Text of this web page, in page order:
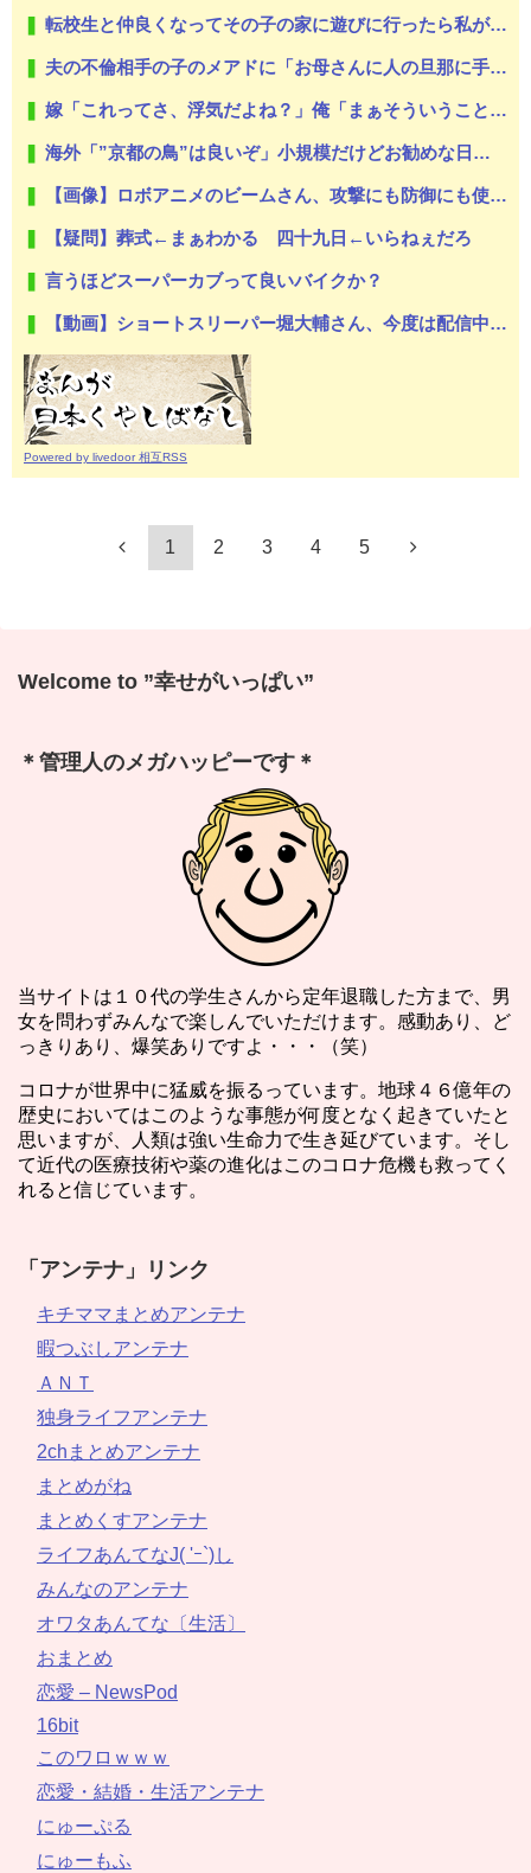
転校生と仲良くなってその子の家に遊びに行ったら私が小さい頃に撮った写真があった
夫の不倫相手の子のメアドに「お母さんに人の旦那に手出さないように注意してね？」と2人の合体ムービーを添付して送った・・・はずが、宛先を間違って取り返しのつかない事態に！
嫁「これってさ、浮気だよね？」俺「まぁそういうことになりますかね」
海外「”京都の鳥”は良いぞ」小規模だけどお勧めな日本の観光名所／お店に対する海外の反応
【画像】ロボアニメのビームさん、攻撃にも防御にも使えて万能過ぎる
【疑問】葬式←まぁわかる 四十九日←いらねぇだろ
言うほどスーパーカブって良いバイクか？
【動画】ショートスリーパー堀大輔さん、今度は配信中に突然号泣「ずっと涙が止まらない」
Powered by livedoor 相互RSS
1 2 3 4 5
Welcome to ”幸せがいっぱい”
＊管理人のメガハッピーです＊
当サイトは１０代の学生さんから定年退職した方まで、男
女を問わずみんなで楽しんでいただけます。感動あり、ど
っきりあり、爆笑ありですよ・・・（笑）
コロナが世界中に猛威を振るっています。地球４６億年の
歴史においてはこのような事態が何度となく起きていたと
思いますが、人類は強い生命力で生き延びています。そし
て近代の医療技術や薬の進化はこのコロナ危機も救ってく
れると信じています。
「アンテナ」リンク
キチママまとめアンテナ
暇つぶしアンテナ
ＡＮＴ
独身ライフアンテナ
2chまとめアンテナ
まとめがね
まとめくすアンテナ
ライフあんてなJ( 'ｰ`)し
みんなのアンテナ
オワタあんてな〔生活〕
おまとめ
恋愛 – NewsPod
16bit
このワロｗｗｗ
恋愛・結婚・生活アンテナ
にゅーぷる
にゅーもふ